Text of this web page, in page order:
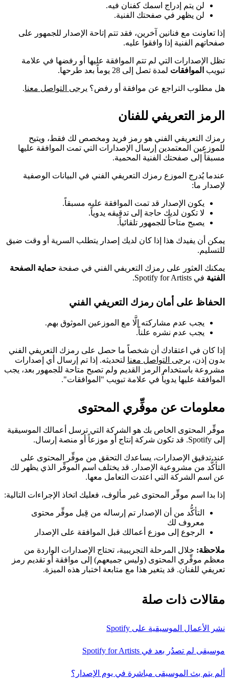
لن يتم إدراج اسمك كفنان فيه.
لن يظهر في صفحتك الفنية.
إذا تعاونت مع فنانين آخرين، فقد تتم إتاحة الإصدار للجمهور على
صفحاتهم الفنية إذا وافقوا عليه.
تظل الإصدارات التي لم تتم الموافقة عليها أو رفضها في علامة
تبويب الموافقات لمدة تصل إلى 28 يوماً بعد طرحها.
هل مطلوب التراجع عن موافقة أو رفض؟ يرجى التواصل معنا.
الرمز التعريفي للفنان
رمزك التعريفي الفني هو رمز فريد ومخصص لك فقط، ويتيح
للموزعين المعتمدين إرسال الإصدارات التي تمت الموافقة عليها
مسبقاً إلى صفحتك الفنية المحمية.
عندما يُدرج الموزع رمزك التعريفي الفني في البيانات الوصفية
لإصدار ما:
يكون الإصدار قد تمت الموافقة عليه مسبقاً.
لا تكون لديك حاجة إلى تدقيقه يدوياً.
يصبح متاحاً للجمهور تلقائياً.
يمكن أن يفيدك هذا إذا كان لديك إصدار يتطلب السرية أو وقت ضيق
للتسليم.
يمكنك العثور على رمزك التعريفي الفني في صفحة حماية الصفحة
الفنية في Spotify for Artists.
الحفاظ على أمان رمزك التعريفي الفني
يجب عدم مشاركته إلَّا مع الموزعين الموثوق بهم.
يجب عدم نشره علناً.
إذا كان في اعتقادك أن شخصاً ما حصل على رمزك التعريفي الفني
بدون إذن، يرجى التواصل معنا لتحديثه. إذا تم إرسال أي إصدارات
مشروعة باستخدام الرمز القديم ولم تصبح متاحة للجمهور بعد، يجب
الموافقة عليها يدوياً في علامة تبويب "الموافقات".
معلومات عن موفِّري المحتوى
موفِّر المحتوى الخاص بك هو الشركة التي ترسل أعمالك الموسيقية
إلى Spotify. قد تكون شركة إنتاج أو موزعاً أو منصة إرسال.
عند تدقيق الإصدارات، يساعدك التحقق من موفِّر المحتوى على
التأكُّد من مشروعية الإصدار. قد يختلف اسم الموفِّر الذي يظهر لك
عن اسم الشركة التي اعتدت التعامل معها.
إذا بدا اسم موفِّر المحتوى غير مألوف، فعليك اتخاذ الإجراءات التالية:
التأكُّد من أن الإصدار تم إرساله من قِبل موفِّر محتوى
معروف لك
الرجوع إلى موزع أعمالك قبل الموافقة على الإصدار
ملاحظة: خلال المرحلة التجريبية، تحتاج الإصدارات الواردة من
معظم موفِّري المحتوى (وليس جميعهم) إلى موافقة أو تقديم رمز
تعريفي للفنان. قد يتغير هذا مع متابعة اختبار هذه الميزة.
مقالات ذات صلة
نشر الأعمال الموسيقية على Spotify
موسيقى لم تصدُر بعد في Spotify for Artists
ألم يتم بث الموسيقى مباشرة في يوم الإصدار؟